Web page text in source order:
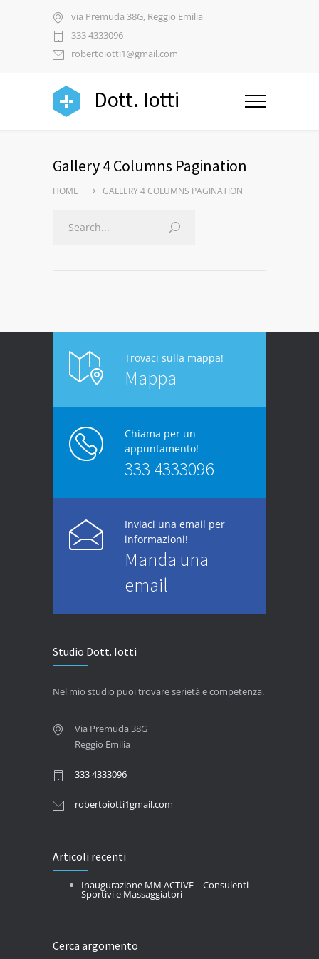
via Premuda 38G, Reggio Emilia
333 4333096
robertoiotti1@gmail.com
Dott. Iotti
Gallery 4 Columns Pagination
HOME GALLERY 4 COLUMNS PAGINATION
Trovaci sulla mappa!
Mappa
Chiama per un
appuntamento!
333 4333096
Inviaci una email per
informazioni!
Manda una
email
Studio Dott. Iotti
Nel mio studio puoi trovare serietà e competenza.
Via Premuda 38G
Reggio Emilia
333 4333096
robertoiotti1gmail.com
Articoli recenti
Inaugurazione MM ACTIVE – Consulenti
Sportivi e Massaggiatori
Cerca argomento